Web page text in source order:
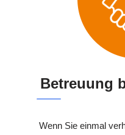
Betreuung
Wenn Sie einmal